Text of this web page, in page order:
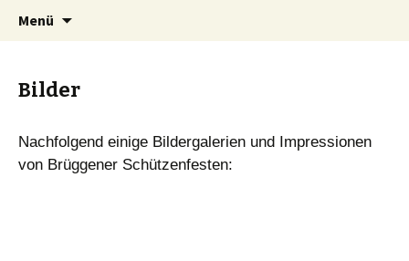
St. Nikolaus Bruderschaft
Brüggen 1861 e. V.
Menü
Bilder
Nachfolgend einige Bildergalerien und Impressionen
von Brüggener Schützenfesten: